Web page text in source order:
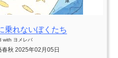
乗れないぼくたち
with ヨメレバ
春秋 2025年02月05日